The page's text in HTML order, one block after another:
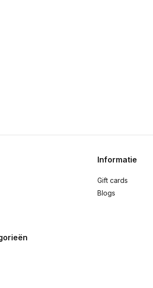
Informatie
Gift cards
Blogs